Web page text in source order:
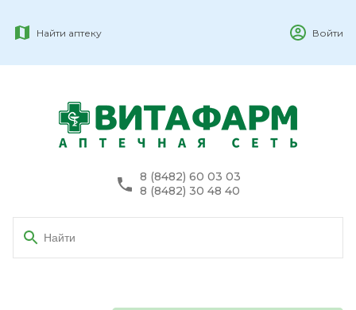
Найти аптеку Войти
8 (8482) 60 03 03
8 (8482) 30 48 40